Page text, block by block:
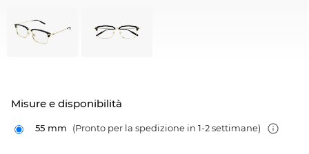
Misure e disponibilità
55 mm (Pronto per la spedizione in 1-2 settimane)